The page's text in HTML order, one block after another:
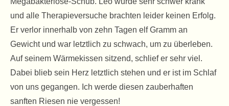
und alle Therapieversuche brachten leider keinen Erfolg.
Er verlor innerhalb von zehn Tagen elf Gramm an
Gewicht und war letztlich zu schwach, um zu überleben.
Auf seinem Wärmekissen sitzend, schlief er sehr viel.
Dabei blieb sein Herz letztlich stehen und er ist im Schlaf
von uns gegangen. Ich werde diesen zauberhaften
sanften Riesen nie vergessen!